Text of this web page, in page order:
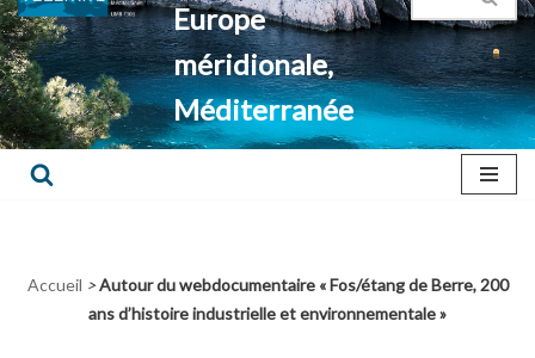
Europe
méridionale,
Méditerranée
Accueil > Autour du webdocumentaire « Fos/étang de Berre, 200
ans d’histoire industrielle et environnementale »